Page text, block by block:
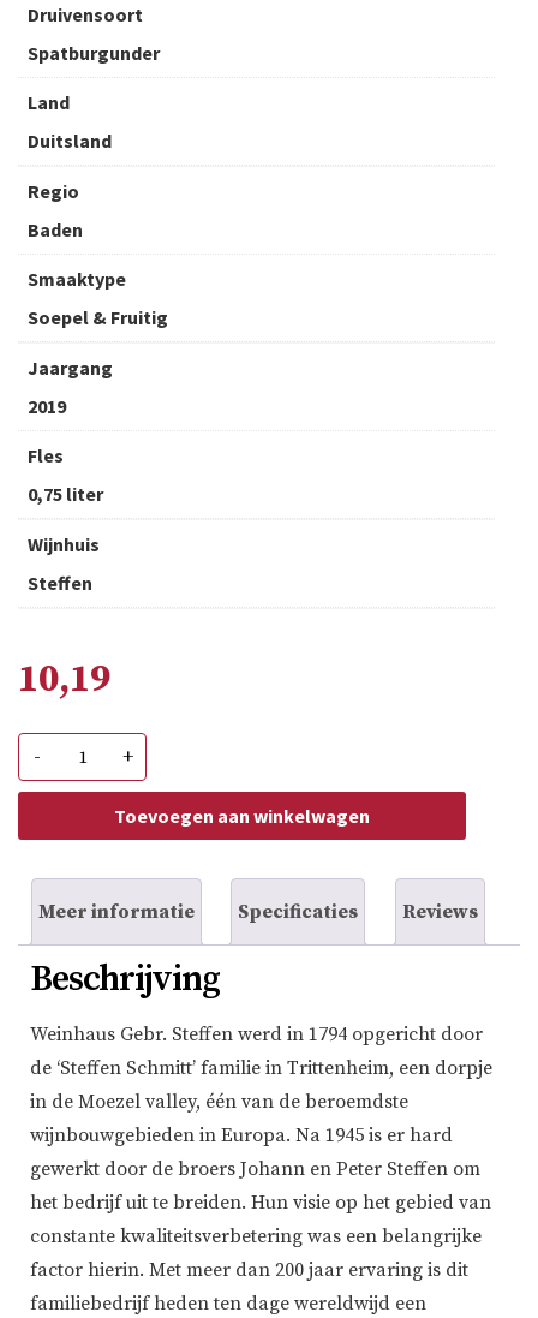
Druivensoort
Spatburgunder
Land
Duitsland
Regio
Baden
Smaaktype
Soepel & Fruitig
Jaargang
2019
Fles
0,75 liter
Wijnhuis
Steffen
10,19
-
Spatburgunder
Cuvee
+
Toevoegen aan winkelwagen
Meer informatie Specificaties Reviews
Beschrijving
Weinhaus Gebr. Steffen werd in 1794 opgericht door
de ‘Steffen Schmitt’ familie in Trittenheim, een dorpje
in de Moezel valley, één van de beroemdste
wijnbouwgebieden in Europa. Na 1945 is er hard
gewerkt door de broers Johann en Peter Steffen om
het bedrijf uit te breiden. Hun visie op het gebied van
constante kwaliteitsverbetering was een belangrijke
factor hierin. Met meer dan 200 jaar ervaring is dit
familiebedrijf heden ten dage wereldwijd een